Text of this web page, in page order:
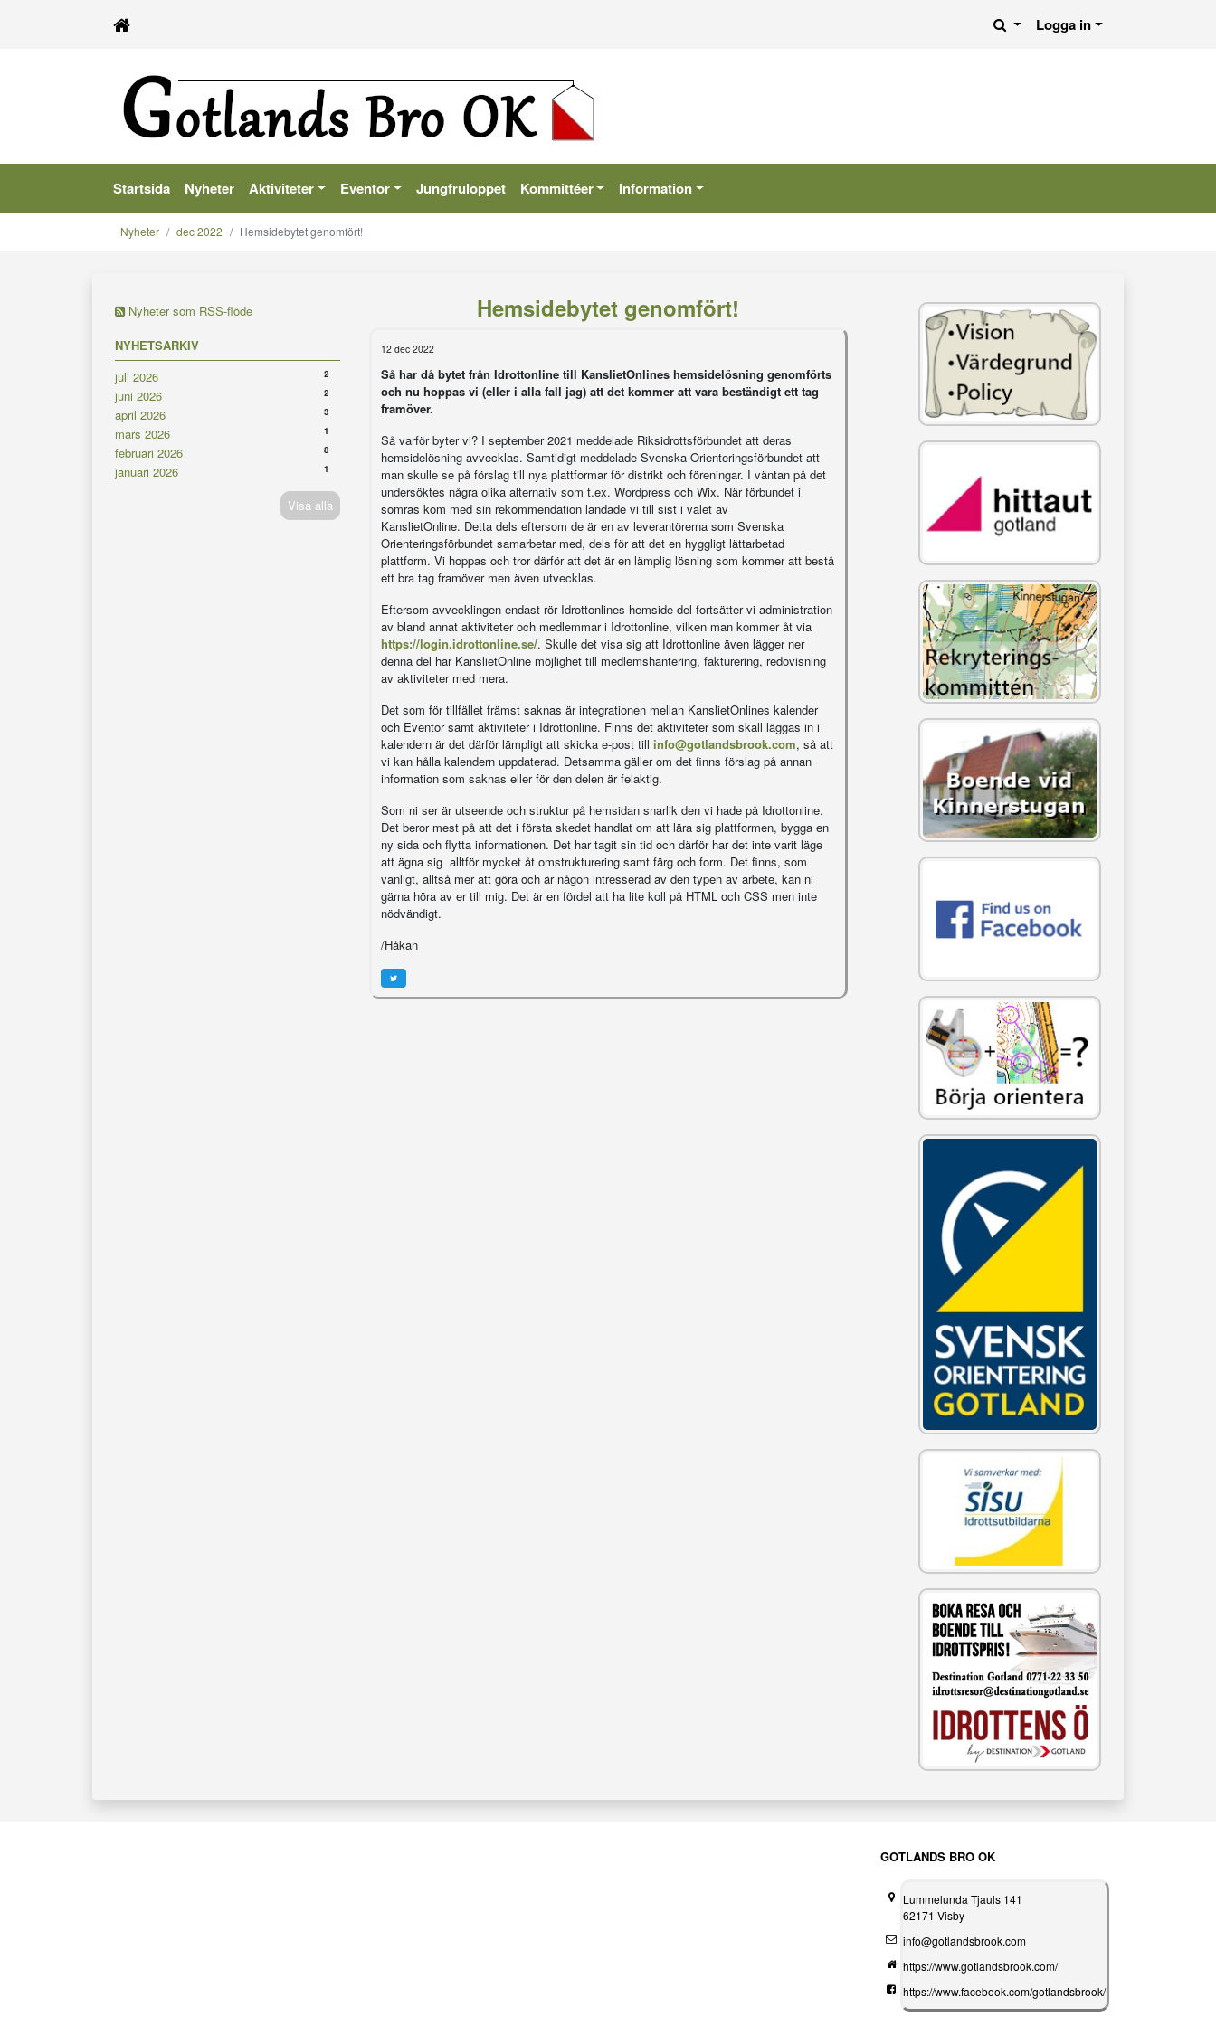
Logga in
Startsida Nyheter Aktiviteter Eventor Jungfruloppet Kommittéer Information
Nyheter dec 2022 Hemsidebytet genomfört!
Nyheter som RSS-flöde
NYHETSARKIV
juli 2026
2
juni 2026 2
april 2026 3
mars 2026 1
februari 2026 8
januari 2026 1
Visa alla
Hemsidebytet genomfört!
12 dec 2022
Så har då bytet från Idrottonline till KanslietOnlines hemsidelösning genomförts
och nu hoppas vi (eller i alla fall jag) att det kommer att vara beständigt ett tag
framöver.
Så varför byter vi? I september 2021 meddelade Riksidrottsförbundet att deras
hemsidelösning avvecklas. Samtidigt meddelade Svenska Orienteringsförbundet att
man skulle se på förslag till nya plattformar för distrikt och föreningar. I väntan på det
undersöktes några olika alternativ som t.ex. Wordpress och Wix. När förbundet i
somras kom med sin rekommendation landade vi till sist i valet av
KanslietOnline. Detta dels eftersom de är en av leverantörerna som Svenska
Orienteringsförbundet samarbetar med, dels för att det en hyggligt lättarbetad
plattform. Vi hoppas och tror därför att det är en lämplig lösning som kommer att bestå
ett bra tag framöver men även utvecklas.
Eftersom avvecklingen endast rör Idrottonlines hemside-del fortsätter vi administration
av bland annat aktiviteter och medlemmar i Idrottonline, vilken man kommer åt via
https://login.idrottonline.se/. Skulle det visa sig att Idrottonline även lägger ner
denna del har KanslietOnline möjlighet till medlemshantering, fakturering, redovisning
av aktiviteter med mera.
Det som för tillfället främst saknas är integrationen mellan KanslietOnlines kalender
och Eventor samt aktiviteter i Idrottonline. Finns det aktiviteter som skall läggas in i
kalendern är det därför lämpligt att skicka e-post till info@gotlandsbrook.com, så att
vi kan hålla kalendern uppdaterad. Detsamma gäller om det finns förslag på annan
information som saknas eller för den delen är felaktig.
Som ni ser är utseende och struktur på hemsidan snarlik den vi hade på Idrottonline.
Det beror mest på att det i första skedet handlat om att lära sig plattformen, bygga en
ny sida och flytta informationen. Det har tagit sin tid och därför har det inte varit läge
att ägna sig alltför mycket åt omstrukturering samt färg och form. Det finns, som
vanligt, alltså mer att göra och är någon intresserad av den typen av arbete, kan ni
gärna höra av er till mig. Det är en fördel att ha lite koll på HTML och CSS men inte
nödvändigt.
/Håkan
GOTLANDS BRO OK
Lummelunda Tjauls 141
62171 Visby
info@gotlandsbrook.com
https://www.gotlandsbrook.com/
https://www.facebook.com/gotlandsbrook/